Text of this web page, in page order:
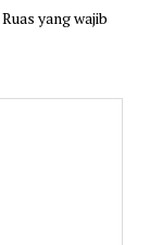
Ruas yang wajib